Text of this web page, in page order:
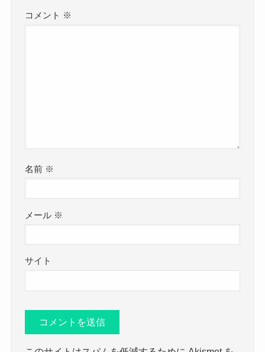
コメント ※
名前 ※
メール ※
サイト